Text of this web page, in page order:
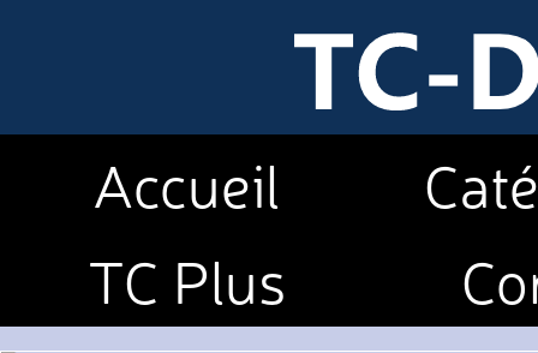
Accueil
TC Plus